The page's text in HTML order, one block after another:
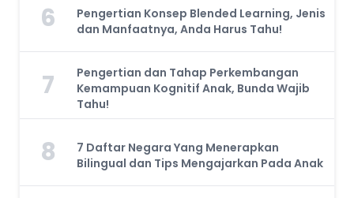
6
Pengertian Konsep Blended Learning, Jenis
dan Manfaatnya, Anda Harus Tahu!
7
Pengertian dan Tahap Perkembangan
Kemampuan Kognitif Anak, Bunda Wajib
Tahu!
8
7 Daftar Negara Yang Menerapkan
Bilingual dan Tips Mengajarkan Pada Anak